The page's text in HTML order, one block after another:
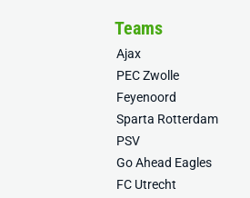
Teams
Ajax
PEC Zwolle
Feyenoord
Sparta Rotterdam
PSV
Go Ahead Eagles
FC Utrecht